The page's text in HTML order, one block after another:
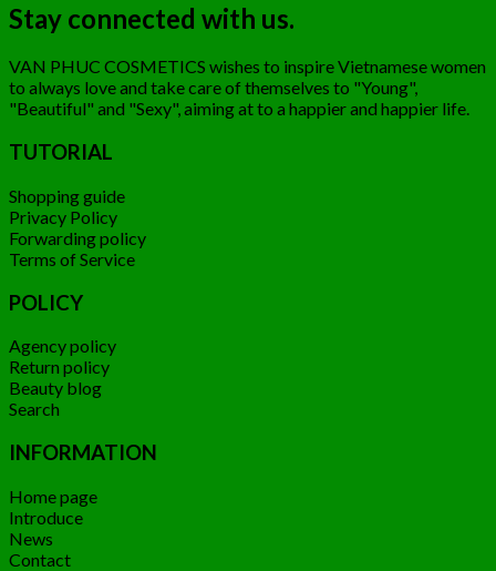
Stay connected with us.
VAN PHUC COSMETICS wishes to inspire Vietnamese women
to always love and take care of themselves to "Young",
"Beautiful" and "Sexy", aiming at to a happier and happier life.
TUTORIAL
Shopping guide
Privacy Policy
Forwarding policy
Terms of Service
POLICY
Agency policy
Return policy
Beauty blog
Search
INFORMATION
Home page
Introduce
News
Contact